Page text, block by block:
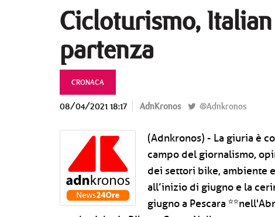
Cicloturismo,
partenza
CRONACA
08/04/2021 18:17 AdnKronos @Adnkronos
(Adnkronos) - La giuria è
campo del giornalismo,
dei settori bike, ambiente
all’inizio di giugno e la
giugno a Pescara